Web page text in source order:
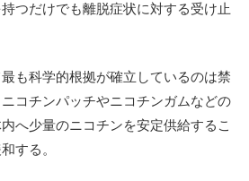
つだけでも離脱症状に対する受け止
も科学的根拠が確立しているのは禁
コチンパッチやニコチンガムなどの
へ少量のニコチンを安定供給するこ
する。